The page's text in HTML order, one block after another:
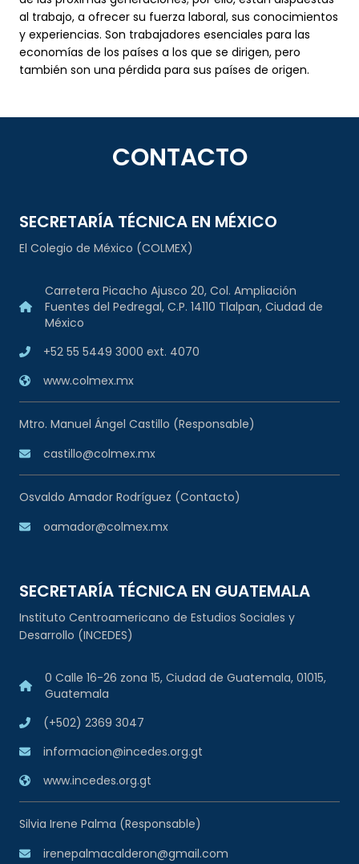
al trabajo, a ofrecer su fuerza laboral, sus conocimientos
y experiencias. Son trabajadores esenciales para las
economías de los países a los que se dirigen, pero
también son una pérdida para sus países de origen.
CONTACTO
SECRETARÍA TÉCNICA EN MÉXICO
El Colegio de México (COLMEX)
Carretera Picacho Ajusco 20, Col. Ampliación
Fuentes del Pedregal, C.P. 14110 Tlalpan, Ciudad de
México
+52 55 5449 3000 ext. 4070
www.colmex.mx
Mtro. Manuel Ángel Castillo (Responsable)
castillo@colmex.mx
Osvaldo Amador Rodríguez (Contacto)
oamador@colmex.mx
SECRETARÍA TÉCNICA EN GUATEMALA
Instituto Centroamericano de Estudios Sociales y
Desarrollo (INCEDES)
0 Calle 16-26 zona 15, Ciudad de Guatemala, 01015,
Guatemala
(+502) 2369 3047
informacion@incedes.org.gt
www.incedes.org.gt
Silvia Irene Palma (Responsable)
irenepalmacalderon@gmail.com